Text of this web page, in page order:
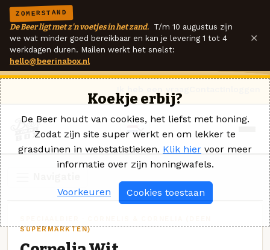
ZOMERSTAND
De Beer ligt met z'n voetjes in het zand. T/m 10 augustus zijn
we wat minder goed bereikbaar en kan je levering 1 tot 4
werkdagen duren. Mailen werkt het snelst:
hello@beerinabox.nl
×
SUPERMARKTEN)
Koekje erbij?
De Beer houdt van cookies, het liefst met honing.
Zodat zijn site super werkt en om lekker te
grasduinen in webstatistieken. Klik hier voor meer
informatie over zijn honingwafels.
Voorkeuren Cookies toestaan